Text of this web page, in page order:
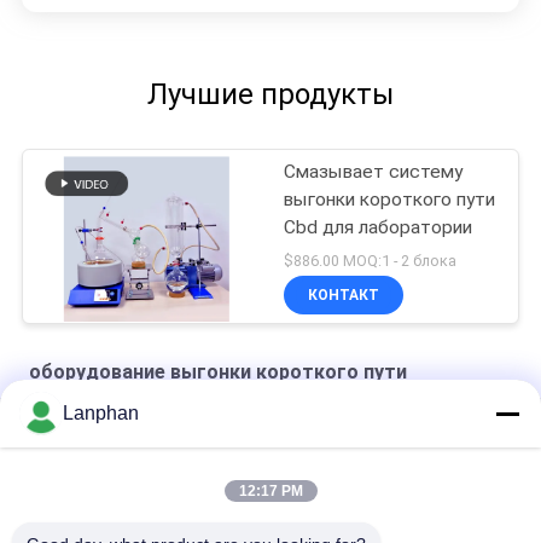
Лучшие продукты
Смазывает систему
выгонки короткого пути
Cbd для лаборатории
$886.00 MOQ:1 - 2 блока
КОНТАКТ
оборудование выгонки короткого пути
оборудование выгонки короткого пути 250W
Lanphan
12:17 PM